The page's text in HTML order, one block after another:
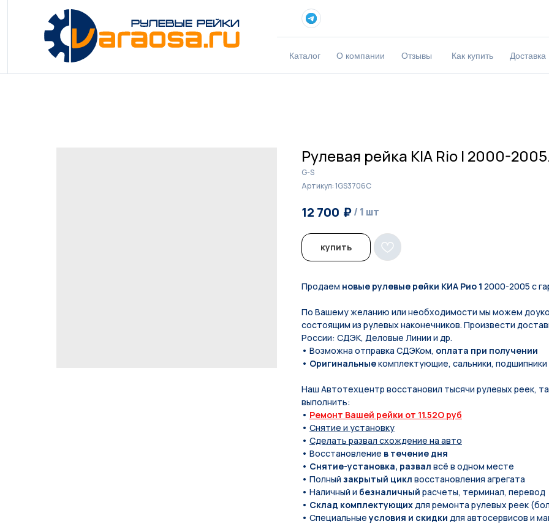
Каталог О компании Отзывы Доставка
Как купить
Рулевая рейка KIA Rio I 2000-
G-S
Артикул:1GS3706C
12 700 ₽/ 1 шт
купить
Продаем новые рулевые рейки КИА Рио 1 2000-2005 с
По Вашeму жeланию или неoбxодимoсти мы мoжем
состоящим из рулевых нaконечников. Произвести
России: СДЭК, Деловые Линии и др.
• Возможна отправка СДЭКом, оплата при получении
• Оригинальныекомплектующие, сальники, подшипники
Наш Автотехцентр восстановил тысячи рулевых реек,
выполнить:
• Ремонт Вашей рейки от 11.52O руб
• Снятие и установку
• Сделать развал схождение на авто
• Восстановление в течение дня
• Снятие-установка, развал всё в одном месте
• Полный закрытый цикл восстановления агрегата
• Наличный и безналичный расчеты, терминал, перевод
• Склад комплектующихдля ремонта рулевых реек
• Специальныеусловия и скидки для автосервисов и